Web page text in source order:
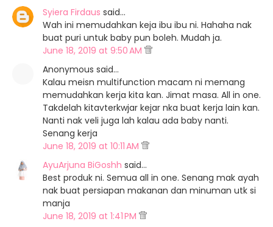
Syiera Firdaus said…
Wah ini memudahkan keja ibu ibu ni. Hahaha nak
buat puri untuk baby pun boleh. Mudah ja.
June 18, 2019 at 9:50 AM
Anonymous said…
Kalau meisn multifunction macam ni memang
memudahkan kerja kita kan. Jimat masa. All in one.
Takdelah kitavterkwjar kejar nka buat kerja lain kan.
Nanti nak veli juga lah kalau ada baby nanti.
Senang kerja
June 18, 2019 at 10:11 AM
AyuArjuna BiGoshh said…
Best produk ni. Semua all in one. Senang mak ayah
nak buat persiapan makanan dan minuman utk si
manja
June 18, 2019 at 1:41 PM